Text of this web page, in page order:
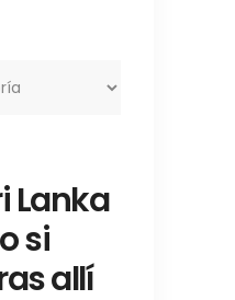
Lanka
si
allí